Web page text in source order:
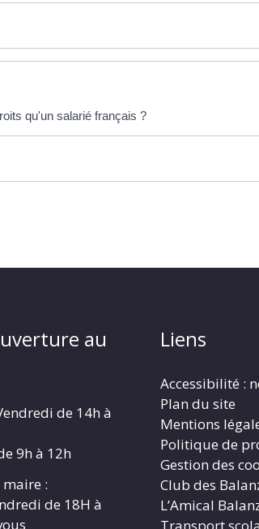
qu'un salarié français ?
au
de 14h à
9h à 12h
maire :
de 18H à
Liens
Accessibilité :
Plan du site
Mentions
Politique de
Gestion des
Club des
L’Amical